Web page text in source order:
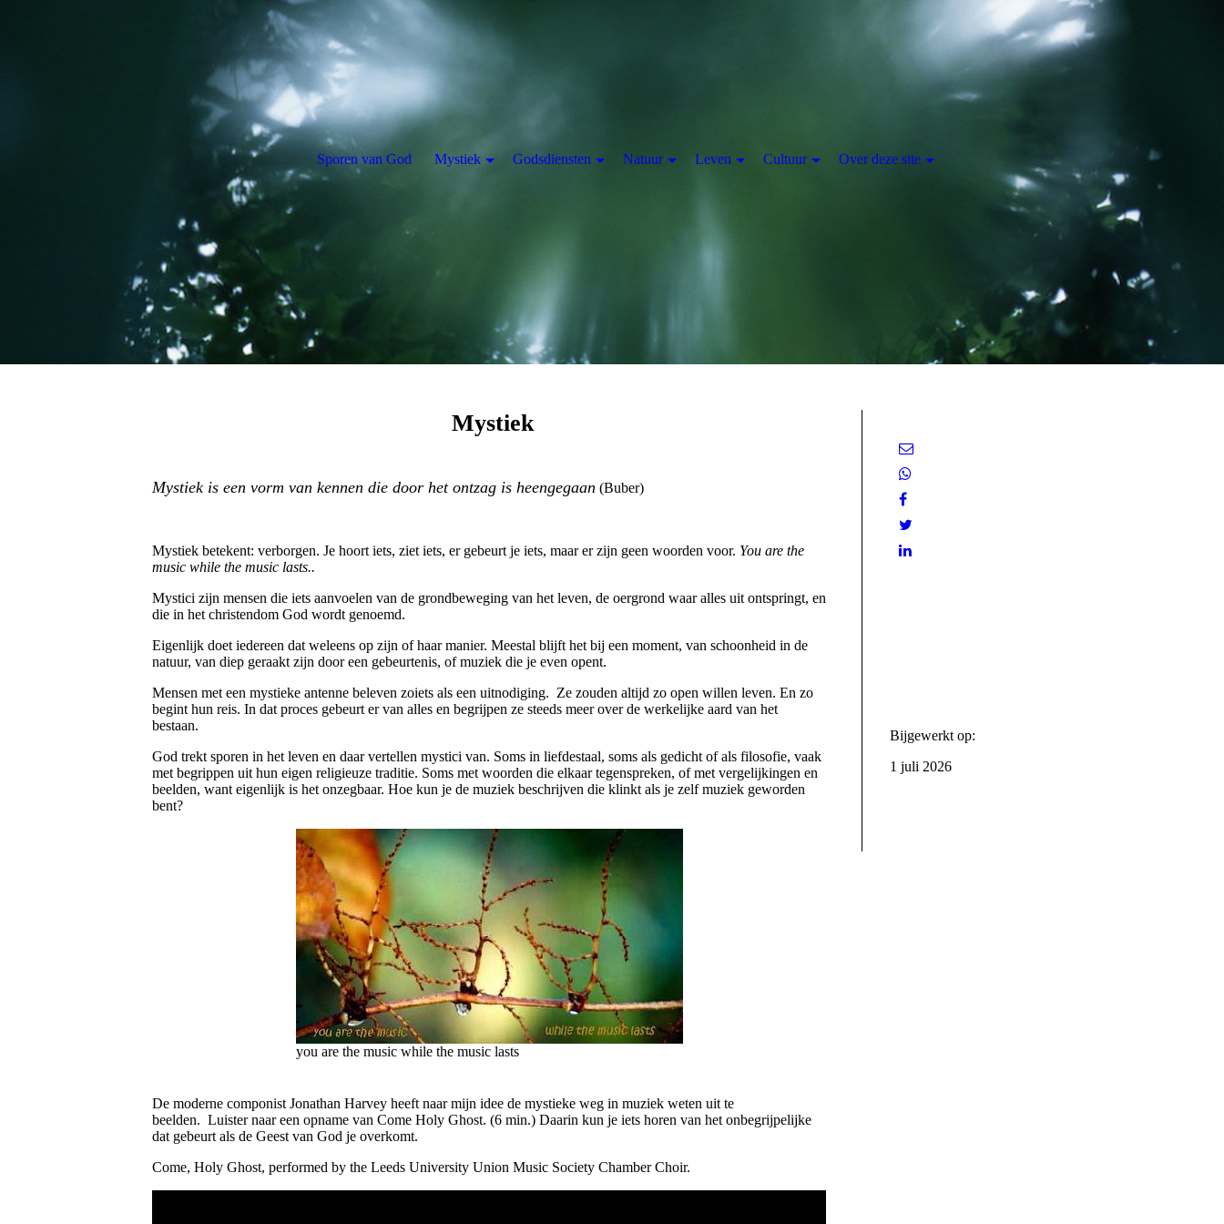
Mystiek
Mystiek is een vorm van kennen die door het ontzag is heengegaan (Buber)
Mystiek betekent: verborgen. Je hoort iets, ziet iets, er gebeurt je iets, maar er zijn geen woorden voor. You are the
music while the music lasts..
Mystici zijn mensen die iets aanvoelen van de grondbeweging van het leven, de oergrond waar alles uit ontspringt, en
die in het christendom God wordt genoemd.
Eigenlijk doet iedereen dat weleens op zijn of haar manier. Meestal blijft het bij een moment, van schoonheid in de
natuur, van diep geraakt zijn door een gebeurtenis, of muziek die je even opent.
Mensen met een mystieke antenne beleven zoiets als een uitnodiging. Ze zouden altijd zo open willen leven. En zo
begint hun reis. In dat proces gebeurt er van alles en begrijpen ze steeds meer over de werkelijke aard van het
bestaan.
God trekt sporen in het leven en daar vertellen mystici van. Soms in liefdestaal, soms als gedicht of als filosofie, vaak
met begrippen uit hun eigen religieuze traditie. Soms met woorden die elkaar tegenspreken, of met vergelijkingen en
beelden, want eigenlijk is het onzegbaar. Hoe kun je de muziek beschrijven die klinkt als je zelf muziek geworden
bent?
you are the music while the music lasts
De moderne componist Jonathan Harvey heeft naar mijn idee de mystieke weg in muziek weten uit te
beelden. Luister naar een opname van Come Holy Ghost. (6 min.) Daarin kun je iets horen van het onbegrijpelijke
dat gebeurt als de Geest van God je overkomt.
Come, Holy Ghost, performed by the Leeds University Union Music Society Chamber Choir.
Bijgewerkt op:
1 juli 2026
Sporen van God Mystiek Godsdiensten Natuur Leven Cultuur Over deze site